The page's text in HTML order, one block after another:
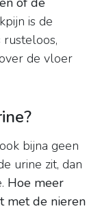
is de
de vloer
bijna geen
urine zit, dan
Hoe meer
met de nieren